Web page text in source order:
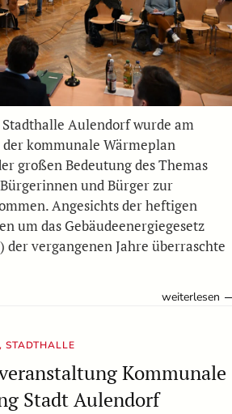
Aulendorf wurde am
kommunale Wärmeplan
großen Bedeutung des Themas
und Bürger zur
Angesichts der heftigen
um das Gebäudeenergiegesetz
der vergangenen Jahre überraschte
weiterlesen
STADTHALLE
Kommunale
Stadt Aulendorf